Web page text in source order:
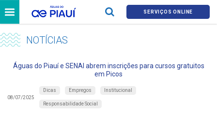
SERVIÇOS ONLINE
NOTÍCIAS
Águas do Piauí e SENAI abrem inscrições para cursos gratuitos
em Picos
08/07/2025
Dicas Empregos Institucional
Responsabilidade Social